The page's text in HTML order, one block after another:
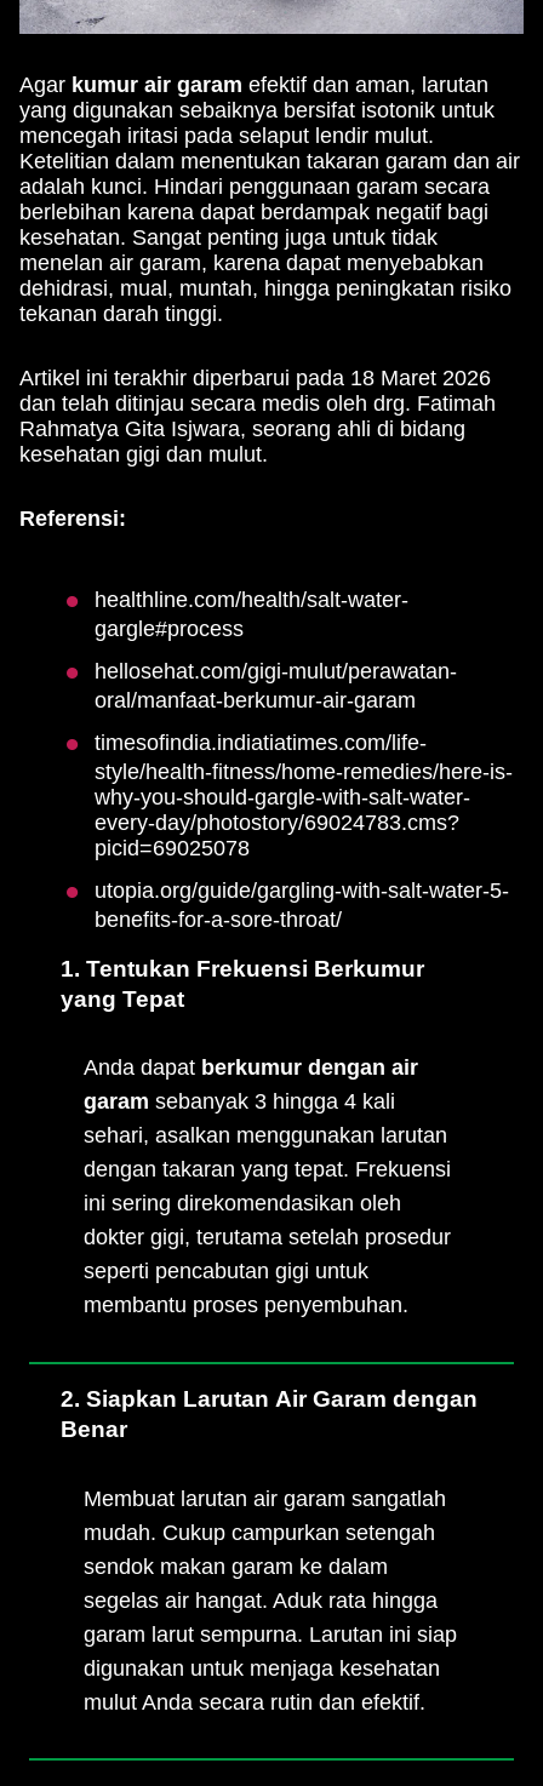
Agar kumur air garam efektif dan aman, larutan
yang digunakan sebaiknya bersifat isotonik untuk
mencegah iritasi pada selaput lendir mulut.
Ketelitian dalam menentukan takaran garam dan air
adalah kunci. Hindari penggunaan garam secara
berlebihan karena dapat berdampak negatif bagi
kesehatan. Sangat penting juga untuk tidak
menelan air garam, karena dapat menyebabkan
dehidrasi, mual, muntah, hingga peningkatan risiko
tekanan darah tinggi.
Artikel ini terakhir diperbarui pada 18 Maret 2026
dan telah ditinjau secara medis oleh drg. Fatimah
Rahmatya Gita Isjwara, seorang ahli di bidang
kesehatan gigi dan mulut.
Referensi:
healthline.com/health/salt-water-
gargle#process
hellosehat.com/gigi-mulut/perawatan-
oral/manfaat-berkumur-air-garam
timesofindia.indiatiatimes.com/life-
style/health-fitness/home-remedies/here-is-
why-you-should-gargle-with-salt-water-
every-day/photostory/69024783.cms?
picid=69025078
utopia.org/guide/gargling-with-salt-water-5-
benefits-for-a-sore-throat/
1. Tentukan Frekuensi Berkumur
yang Tepat
Anda dapat berkumur dengan air
garam sebanyak 3 hingga 4 kali
sehari, asalkan menggunakan larutan
dengan takaran yang tepat. Frekuensi
ini sering direkomendasikan oleh
dokter gigi, terutama setelah prosedur
seperti pencabutan gigi untuk
membantu proses penyembuhan.
2. Siapkan Larutan Air Garam dengan
Benar
Membuat larutan air garam sangatlah
mudah. Cukup campurkan setengah
sendok makan garam ke dalam
segelas air hangat. Aduk rata hingga
garam larut sempurna. Larutan ini siap
digunakan untuk menjaga kesehatan
mulut Anda secara rutin dan efektif.